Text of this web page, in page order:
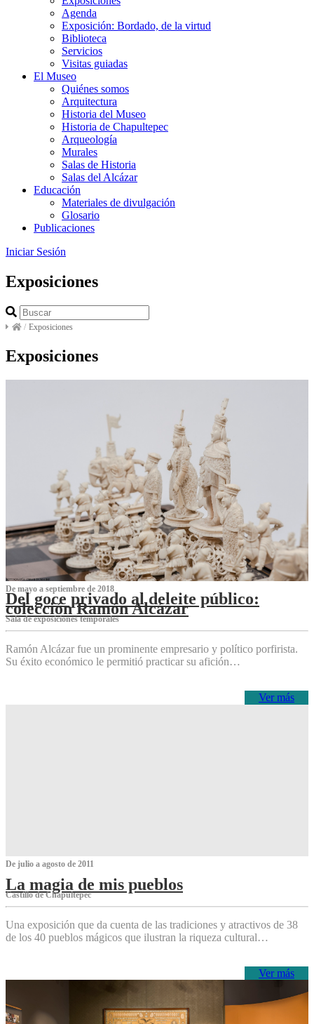
Agenda
Exposición: Bordado, de la virtud
Biblioteca
Servicios
Visitas guiadas
El Museo
Quiénes somos
Arquitectura
Historia del Museo
Historia de Chapultepec
Arqueología
Murales
Salas de Historia
Salas del Alcázar
Educación
Materiales de divulgación
Glosario
Publicaciones
Iniciar Sesión
Exposiciones
/ Exposiciones
Exposiciones
De mayo a septiembre de 2018
Del goce privado al deleite público:
colección Ramón Alcázar
Sala de exposiciones temporales
Ramón Alcázar fue un prominente empresario y político porfirista.
Su éxito económico le permitió practicar su afición…
Ver más
De julio a agosto de 2011
La magia de mis pueblos
Castillo de Chapultepec
Una exposición que da cuenta de las tradiciones y atractivos de 38
de los 40 pueblos mágicos que ilustran la riqueza cultural…
Ver más